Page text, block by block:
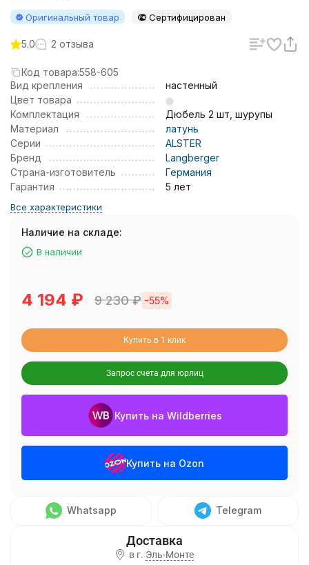
Оригинальный товар Сертифицирован
5.0 2 отзыва
Код товара:558-605
Вид крепления
настенный
Цвет товара
Комплектация
Дюбель 2 шт, шурупы
Материал
латунь
Серии
ALSTER
Бренд
Langberger
Страна-изготовитель
Германия
Гарантия
5 лет
Все характеристики
Наличие на складе:
В наличии
4 194 ₽ 9 230₽ -55%
Купить в 1 клик
Запрос счета для юрлиц
Купить на Wildberries
Купить на Ozon
Whatsapp Telegram
в г. Эль-Монте